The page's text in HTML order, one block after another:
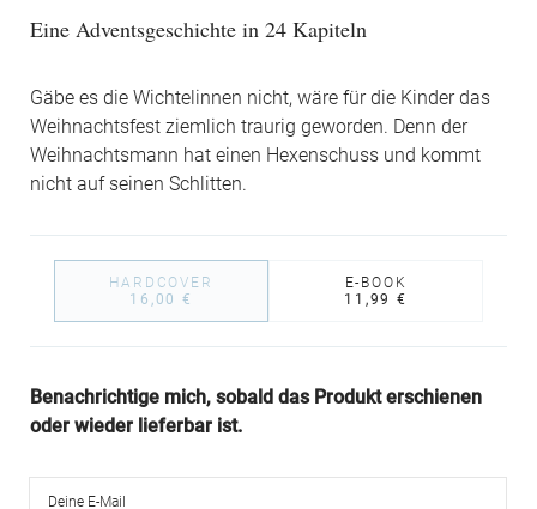
Eine Adventsgeschichte in 24 Kapiteln
Gäbe es die Wichtelinnen nicht, wäre für die Kinder das
Weihnachtsfest ziemlich traurig geworden. Denn der
Weihnachtsmann hat einen Hexenschuss und kommt
nicht auf seinen Schlitten.
HARDCOVER
16,00 €
E-BOOK
11,99 €
Benachrichtige mich, sobald das Produkt erschienen
oder wieder lieferbar ist.